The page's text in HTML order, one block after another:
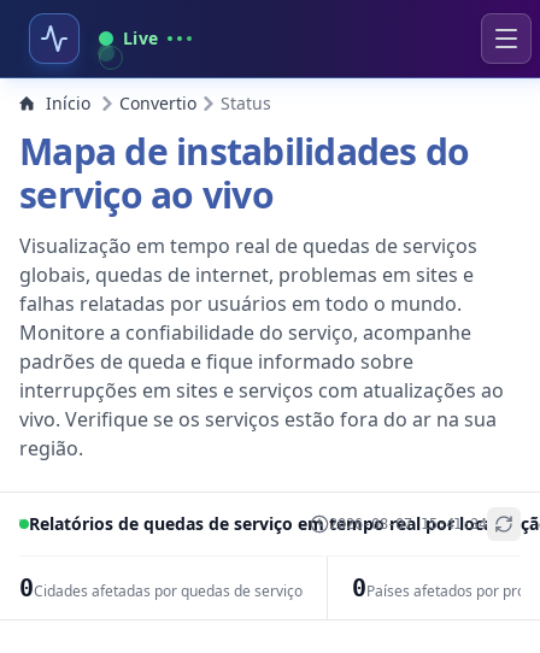
Live
Início Convertio Status
Mapa de instabilidades do
serviço ao vivo
Visualização em tempo real de quedas de serviços
globais, quedas de internet, problemas em sites e
falhas relatadas por usuários em todo o mundo.
Monitore a confiabilidade do serviço, acompanhe
padrões de queda e fique informado sobre
interrupções em sites e serviços com atualizações ao
vivo. Verifique se os serviços estão fora do ar na sua
região.
Relatórios de quedas de serviço em tempo real por
2026-08-07 15:41:34
0Cidades afetadas por quedas de serviço 0Países afetados por
+